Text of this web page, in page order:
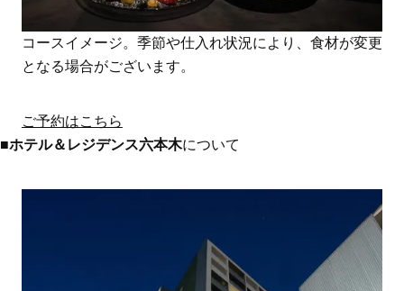
コースイメージ。季節や仕入れ状況により、食材が変更
となる場合がございます。
ご予約はこちら
■ホテル＆レジデンス六本木について